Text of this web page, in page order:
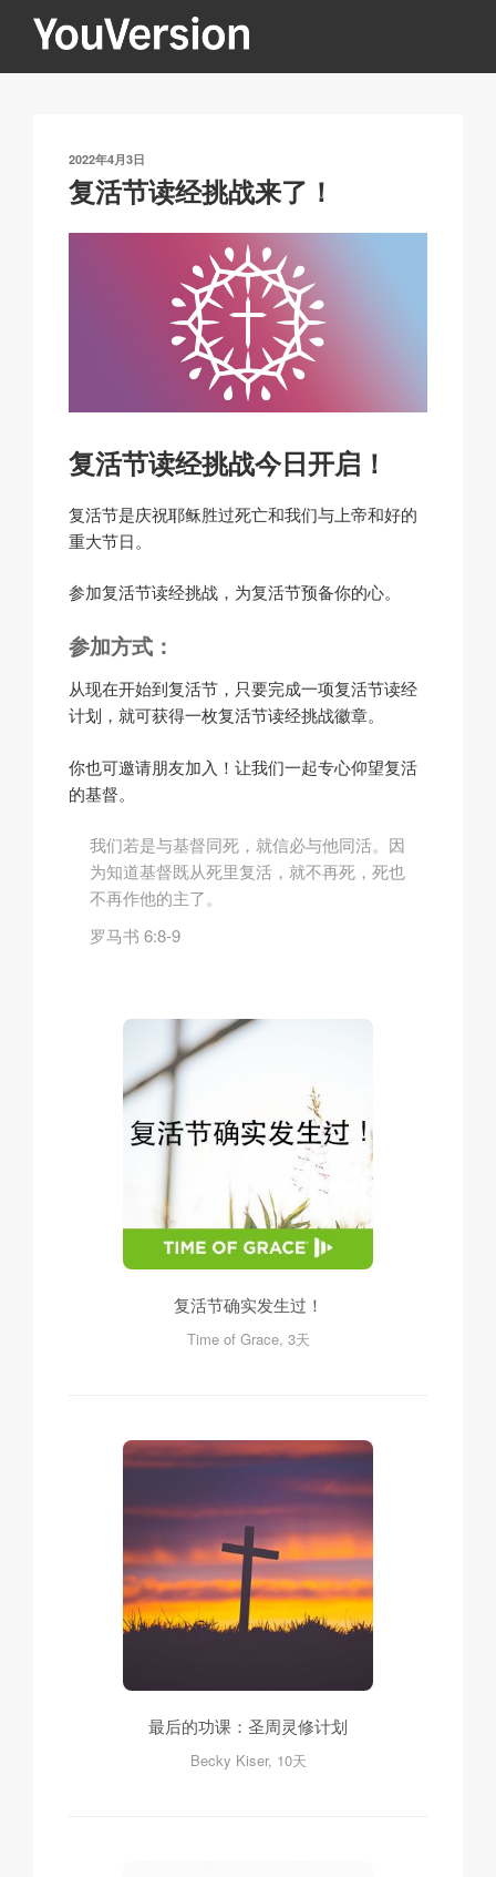
YOUVERSION
Seeking God every day.
发
布
于
2022年4月3日
复活节读经挑战来了！
复活节读经挑战今日开启！
复活节是庆祝耶稣胜过死亡和我们与上帝和好的
重大节日。
参加复活节读经挑战，为复活节预备你的心。
参加方式：
从现在开始到复活节，只要完成一项复活节读经
计划，就可获得一枚复活节读经挑战徽章。
你也可邀请朋友加入！让我们一起专心仰望复活
的基督。
我们若是与基督同死，就信必与他同活。因
为知道基督既从死里复活，就不再死，死也
不再作他的主了。
罗马书 6:8-9
复活节确实发生过！
Time of Grace, 3天
最后的功课：圣周灵修计划
Becky Kiser, 10天